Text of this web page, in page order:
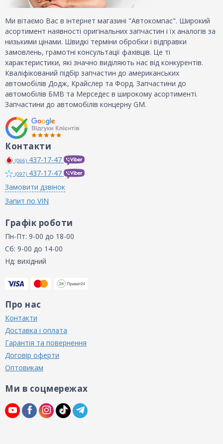
Ми вітаємо Вас в інтернет магазині "Автокомпас". Широкий
асортимент наявності оригінальних запчастин і їх аналогів за
низькими цінами. Швидкі терміни обробки і відправки
замовлень, грамотні консультації фахівців. Це ті
характеристики, які значно виділяють нас від конкурентів.
Кваліфікований підбір запчастин до американських
автомобілів Додж, Крайслер та Форд. Запчастини до
автомобілів БМВ та Мерседес в широкому асортименті.
Запчастини до автомобілів концерну GM.
Контакти
(066) 437-17-47
(097) 437-17-47
Замовити дзвінок
Запит по VIN
Графік роботи
Пн-Пт: 9-00 до 18-00
Сб: 9-00 до 14-00
Нд: вихідний
Про нас
Контакти
Доставка і оплата
Гарантія та повернення
Договір оферти
Оптовикам
Ми в соцмережах